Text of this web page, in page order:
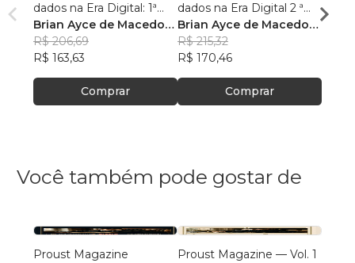
dados na Era Digital: 1ª
Edição.
Brian Ayce de Macedo
Marinho
R$ 206,69
R$ 163,63
Comprar
dados na Era Digital 2 ª
Edição:
Brian Ayce de Macedo
Marinho
R$ 215,32
R$ 170,46
Comprar
Você também pode gostar de
Proust Magazine
Proust Magazine — Vol. 1